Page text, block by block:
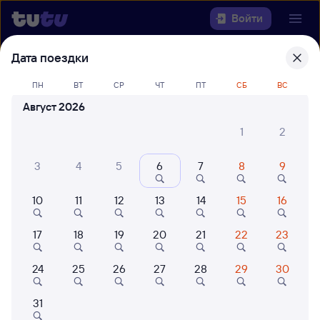
Войти
Выберите день, чтобы найти
билеты Санкт-Петербург-Главн. —
Торжок
42 млн путешествуют с
Когда
Дата поездки
ПН ВТ СР ЧТ ПТ СБ ВС
Август 2026
1
2
3 4 5 6 7 8 9
10 11 12 13 14 15 16
17 18 19 20 21 22 23
24 25 26 27 28 29 30
31